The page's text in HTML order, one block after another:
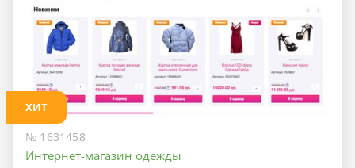
ХИТ
№ 1631458
Интернет-магазин одежды